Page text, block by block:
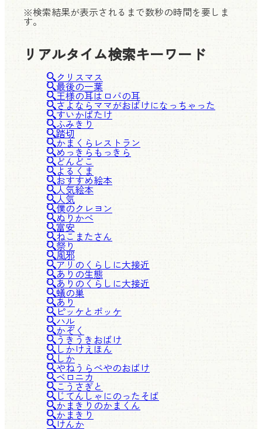
※検索結果が表示されるまで数秒の時間を要しま
す。
リアルタイム検索キーワード
クリスマス
最後の一葉
王様の耳はロバの耳
さよならママがおばけになっちゃった
すいかばたけ
ふみきり
踏切
かまくらレストラン
めっきらもっきら
どんどこ
よるくま
おすすめ絵本
人気絵本
人気
僕のクレヨン
ぬりかべ
富安
ねこまたさん
祭り
風邪
アリのくらしに大接近
ありの生態
ありのくらしに大接近
蟻の巣
あり
ピッケとポッケ
ハル
かぞく
うきうきおばけ
しかけえほん
しか
やねうらべやのおばけ
ベロニカ
こうさぎと
じてんしゃにのったそば
かまきりのかまくん
かまきり
けんか